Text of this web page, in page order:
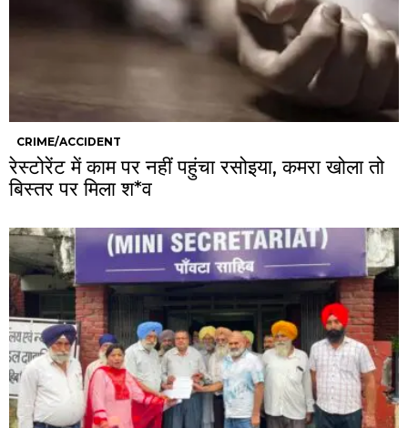
CRIME/ACCIDENT
रेस्टोरेंट में काम पर नहीं पहुंचा रसोइया, कमरा खोला तो
बिस्तर पर मिला श*व